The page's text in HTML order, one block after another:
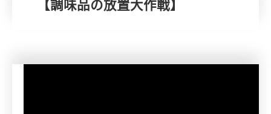
【調味品の放置大作戰】